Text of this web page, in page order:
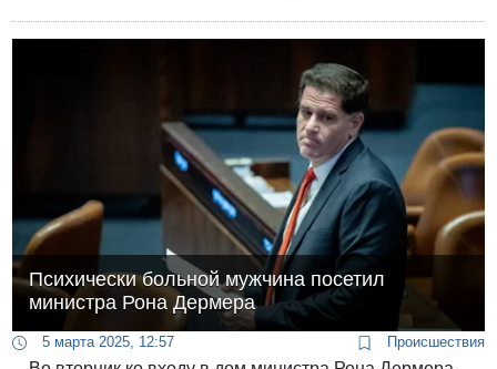
Психически больной мужчина посетил
министра Рона Дермера
5 марта 2025, 12:57 Происшествия